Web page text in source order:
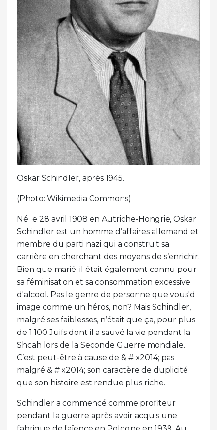
Oskar Schindler, après 1945.
(Photo: Wikimedia Commons)
Né le 28 avril 1908 en Autriche-Hongrie, Oskar
Schindler est un homme d’affaires allemand et
membre du parti nazi qui a construit sa
carrière en cherchant des moyens de s’enrichir.
Bien que marié, il était également connu pour
sa féminisation et sa consommation excessive
d'alcool. Pas le genre de personne que vous'd
image comme un héros, non? Mais Schindler,
malgré ses faiblesses, n’était que ça, pour plus
de 1 100 Juifs dont il a sauvé la vie pendant la
Shoah lors de la Seconde Guerre mondiale.
C’est peut-être à cause de & # x2014; pas
malgré & # x2014; son caractère de duplicité
que son histoire est rendue plus riche.
Schindler a commencé comme profiteur
pendant la guerre après avoir acquis une